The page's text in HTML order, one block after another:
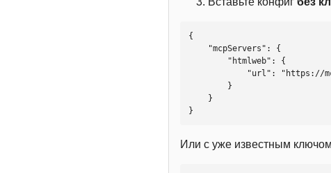
{
}
Или с уже известным